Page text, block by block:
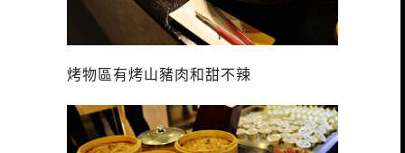
烤物區有烤山豬肉和甜不辣